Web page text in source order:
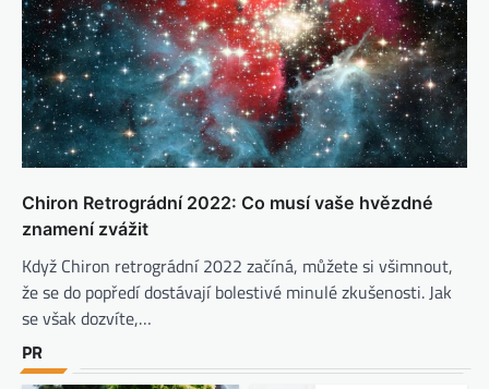
Chiron Retrográdní 2022: Co musí vaše hvězdné
znamení zvážit
Když Chiron retrográdní 2022 začíná, můžete si všimnout,
že se do popředí dostávají bolestivé minulé zkušenosti. Jak
se však dozvíte,…
PR